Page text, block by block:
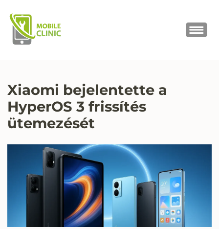
Xiaomi bejelentette a
HyperOS 3 frissítés
ütemezését